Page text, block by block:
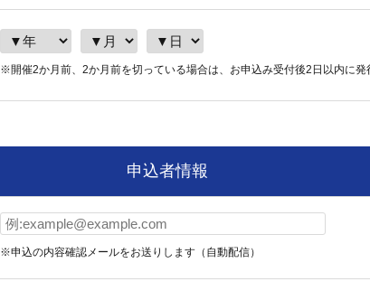
※開催2か月前、2か月前を切っている場合は、お申込み受付後2日以内に発
申込者情報
※申込の内容確認メールをお送りします（自動配信）